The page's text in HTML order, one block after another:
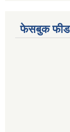
फेसबुक फीड